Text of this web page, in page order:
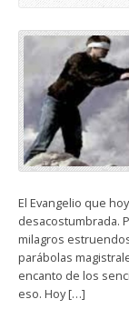
El Evangelio que
desacostumbrada.
milagros
parábolas
encanto de los
eso. Hoy […]